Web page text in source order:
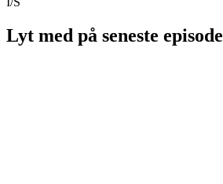
Lyt med på seneste episode